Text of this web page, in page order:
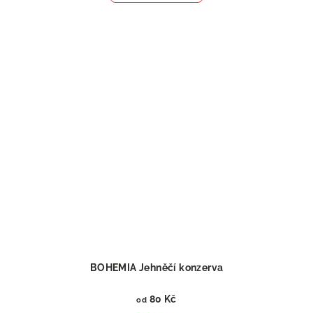
BOHEMIA Jehněčí konzerva
od 80 Kč